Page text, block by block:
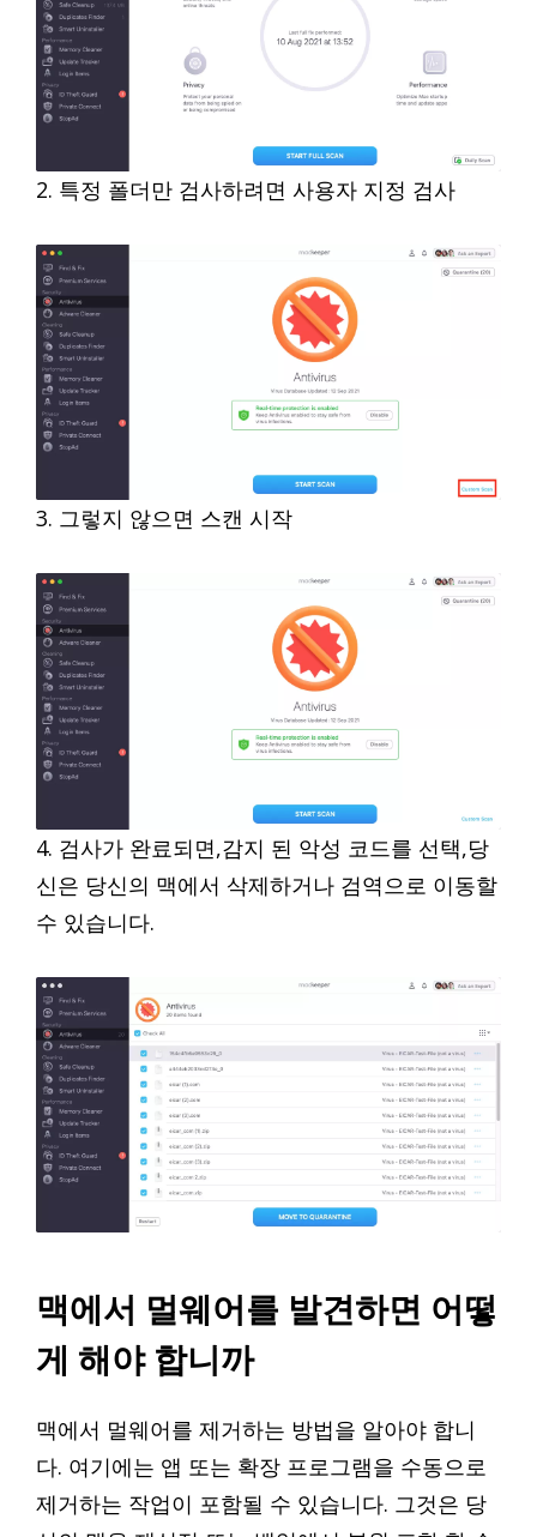
2. 특정 폴더만 검사하려면 사용자 지정 검사
3. 그렇지 않으면 스캔 시작
4. 검사가 완료되면,감지 된 악성 코드를 선택,당
신은 당신의 맥에서 삭제하거나 검역으로 이동할
수 있습니다.
맥에서 멀웨어를 발견하면 어떻
게 해야 합니까
맥에서 멀웨어를 제거하는 방법을 알아야 합니
다. 여기에는 앱 또는 확장 프로그램을 수동으로
제거하는 작업이 포함될 수 있습니다. 그것은 당